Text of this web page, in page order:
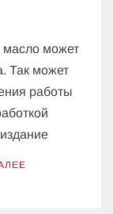
масло может
Так может
работы